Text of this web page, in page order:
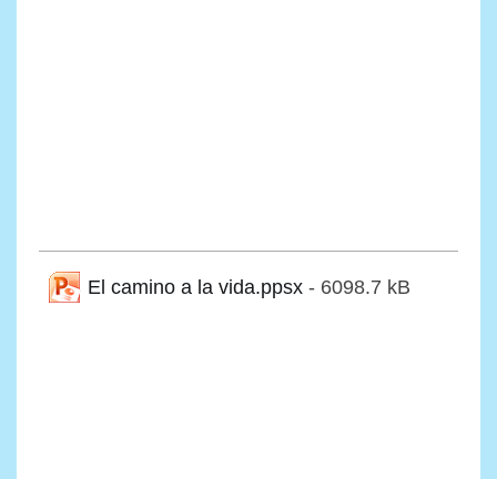
El camino a la vida.ppsx - 6098.7 kB